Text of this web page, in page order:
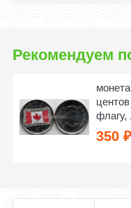
Рекомендуем
флагу,
350₽